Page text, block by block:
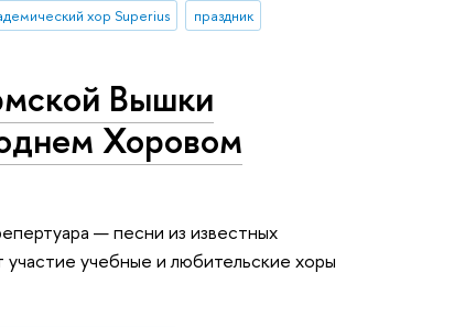
хор Superius праздник
Вышки
Хоровом
— песни из известных
учебные и любительские хоры